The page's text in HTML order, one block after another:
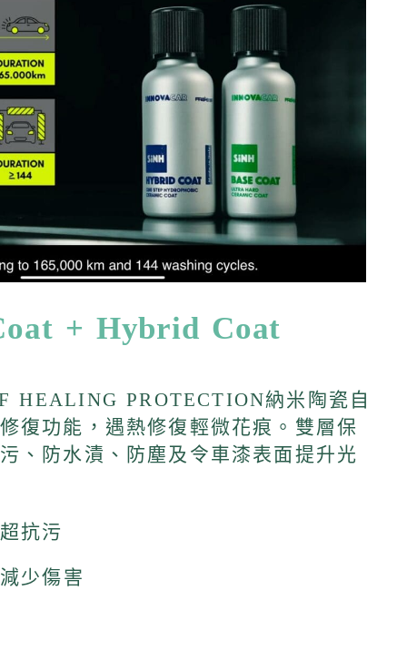
+ Hybrid Coat
HEALING PROTECTION納米陶瓷自
復功能，遇熱修復輕微花痕。 雙層保
、防水漬、防塵及令車漆表面提升光
抗污
少傷害